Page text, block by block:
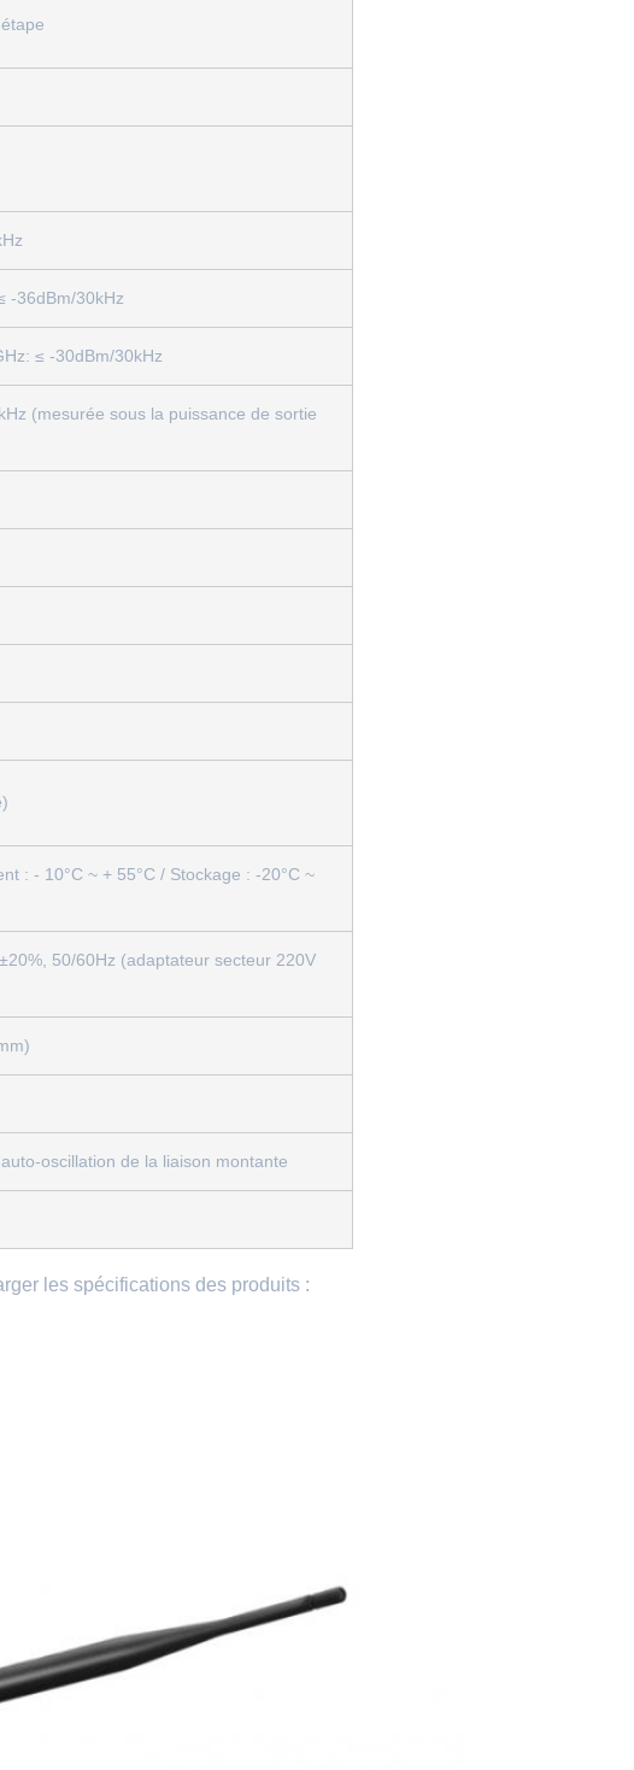
-36dBm/30kHz
≤ -30dBm/30kHz
(mesurée sous la puissance de sortie
: - 10°C ~ + 55°C / Stockage : -20°C ~
50/60Hz (adaptateur secteur 220V
oscillation de la liaison montante
les spécifications des produits :